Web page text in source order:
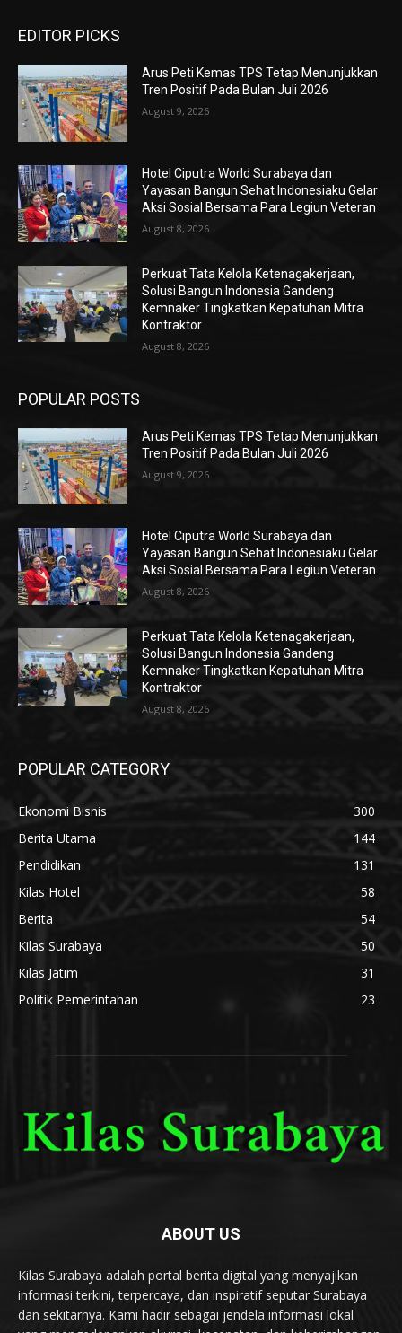
EDITOR PICKS
Arus Peti Kemas TPS Tetap Menunjukkan
Tren Positif Pada Bulan Juli 2026
August 9, 2026
Hotel Ciputra World Surabaya dan
Yayasan Bangun Sehat Indonesiaku Gelar
Aksi Sosial Bersama Para Legiun Veteran
August 8, 2026
Perkuat Tata Kelola Ketenagakerjaan,
Solusi Bangun Indonesia Gandeng
Kemnaker Tingkatkan Kepatuhan Mitra
Kontraktor
August 8, 2026
POPULAR POSTS
Arus Peti Kemas TPS Tetap Menunjukkan
Tren Positif Pada Bulan Juli 2026
August 9, 2026
Hotel Ciputra World Surabaya dan
Yayasan Bangun Sehat Indonesiaku Gelar
Aksi Sosial Bersama Para Legiun Veteran
August 8, 2026
Perkuat Tata Kelola Ketenagakerjaan,
Solusi Bangun Indonesia Gandeng
Kemnaker Tingkatkan Kepatuhan Mitra
Kontraktor
August 8, 2026
POPULAR CATEGORY
Ekonomi Bisnis
300
Berita Utama
144
Pendidikan
131
Kilas Hotel
58
Berita
54
Kilas Surabaya
50
Kilas Jatim
31
Politik Pemerintahan
23
ABOUT US
Kilas Surabaya adalah portal berita digital yang menyajikan
informasi terkini, terpercaya, dan inspiratif seputar Surabaya
dan sekitarnya. Kami hadir sebagai jendela informasi lokal